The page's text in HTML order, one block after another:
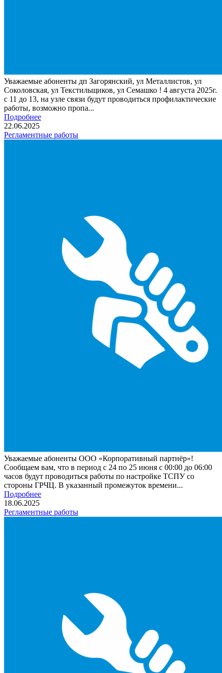
Уважаемые абоненты дп Загорянский, ул Металлистов, ул
Соколовская, ул Текстильщиков, ул Семашко ! 4 августа 2025г.
с 11 до 13, на узле связи будут проводиться профилактические
работы, возможно пропа...
Подробнее
22.06.2025
Регламентные работы
Уважаемые абоненты ООО «Корпоративный партнёр»!
Сообщаем вам, что в период с 24 по 25 июня с 00:00 до 06:00
часов будут проводиться работы по настройке ТСПУ со
стороны ГРЧЦ. В указанный промежуток времени...
Подробнее
18.06.2025
Регламентные работы